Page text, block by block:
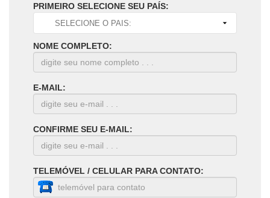
PRIMEIRO SELECIONE SEU PAÍS:
NOME COMPLETO:
E-MAIL:
CONFIRME SEU E-MAIL:
TELEMÓVEL / CELULAR PARA CONTATO: